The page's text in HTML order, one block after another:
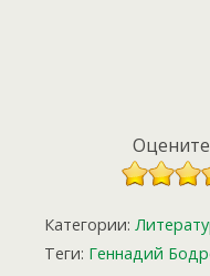
Категории:
Теги: Геннадий